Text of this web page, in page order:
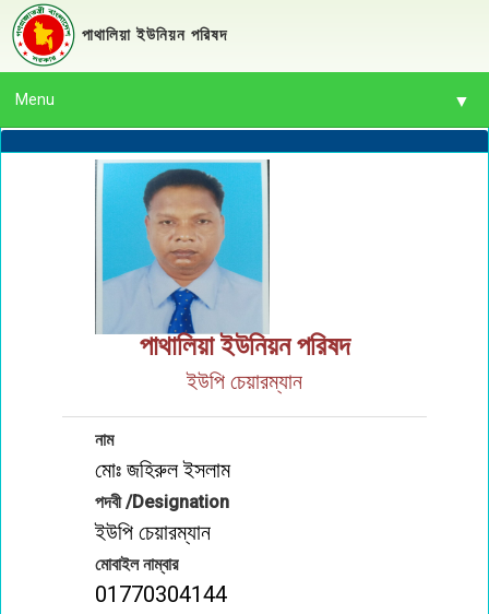
পাথালিয়া ইউনিয়ন পরিষদ
Menu ▼
পাথালিয়া ইউনিয়ন পরিষদ
ইউপি চেয়ারম্যান
নাম
মোঃ জহিরুল ইসলাম
পদবী /Designation
ইউপি চেয়ারম্যান
মোবাইল নাম্বার
01770304144